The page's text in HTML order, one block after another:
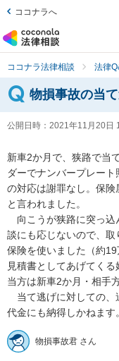
ココナラへ
ココナラ法律相談 法律
物損事故の当
公開日時： 2021年11月20日
新車2か月で、狭路で当
ダーでナンバープレー
の対応は謝罪なし。保
と言われました。
向こうが狭路に突っ込
談にも応じないので、
保険を使いました（約
見積書としてあげてくる
当方は新車2か月・相手
当て逃げに対しての、
代金にも納得しかねます。
物損事故君 さん